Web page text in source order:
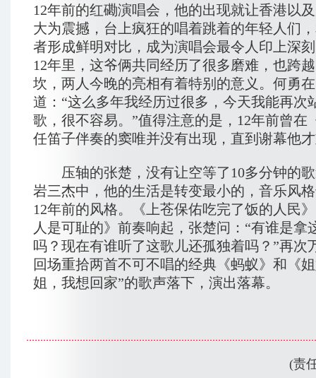
12年前的红磡演唱会，他的出现就让香港以
大为震撼，台上疯狂的唱着跳着的年轻人们
者形成鲜明对比，成为演唱会最令人印上深
12年里，这爷俩共同经历了很多磨难，也跨
坎，两人今晚的亮相有着特别的意义。何勇
道：“这么多年我经历过很多，今天我能再次
歌，很不容易。”值得注意的是，12年前曾在
任笛子伴奏的窦唯并没有出现，直到谢幕他
压轴的张楚，没有让空等了10多分钟的歌
岩三杰中，他的生活是转变最小的，音乐风
12年前的风格。《上苍保佑吃完了饭的人民
人是可耻的》前奏响起，张楚问：“有谁是拿
吗？现在有谁听了这歌儿还孤独着吗？”再次
回场重拾两首不可不唱的经典《蚂蚁》和《
姐，我想回家”的歌声落下，演出落幕。
(责